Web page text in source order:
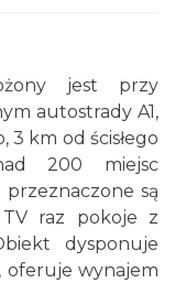
jest przy
autostrady A1,
3 km od ścisłego
200 miejsc
są
raz pokoje z
dysponuje
oferuje wynajem